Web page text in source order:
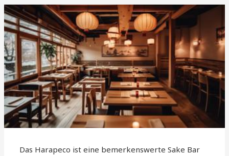
Das Harapeco ist eine bemerkenswerte Sake Bar